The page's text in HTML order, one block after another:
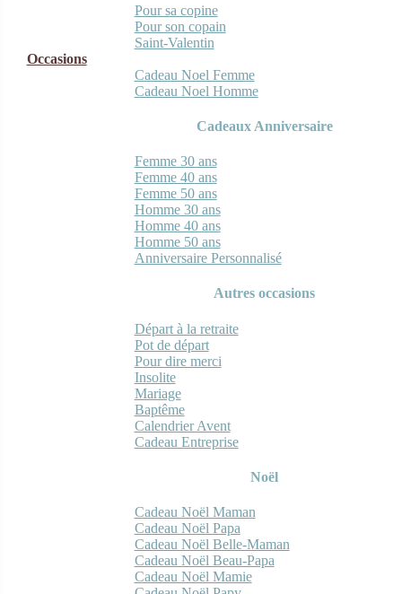
Pour sa copine
Pour son copain
Saint-Valentin
Occasions
Cadeau Noel Femme
Cadeau Noel Homme
Cadeaux Anniversaire
Femme 30 ans
Femme 40 ans
Femme 50 ans
Homme 30 ans
Homme 40 ans
Homme 50 ans
Anniversaire Personnalisé
Autres occasions
Départ à la retraite
Pot de départ
Pour dire merci
Insolite
Mariage
Baptême
Calendrier Avent
Cadeau Entreprise
Noël
Cadeau Noël Maman
Cadeau Noël Papa
Cadeau Noël Belle-Maman
Cadeau Noël Beau-Papa
Cadeau Noël Mamie